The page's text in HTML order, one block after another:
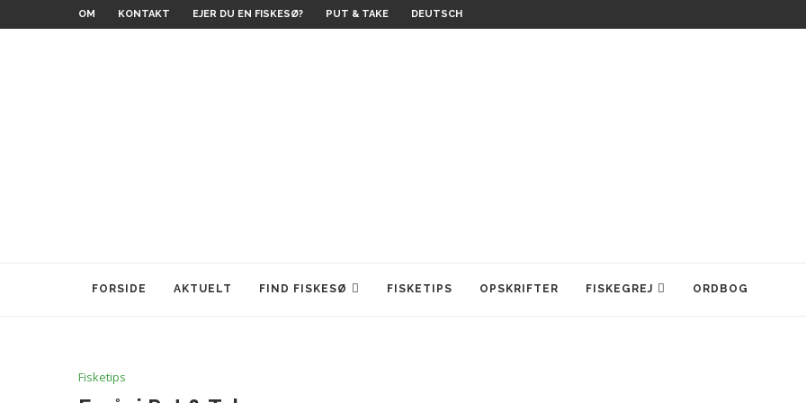
OM KONTAKT EJER DU EN FISKESØ? PUT & TAKE DEUTSCH
FORSIDE AKTUELT FIND FISKESØ FISKETIPS OPSKRIFTER FISKEGREJ ORDBOG
Fisketips